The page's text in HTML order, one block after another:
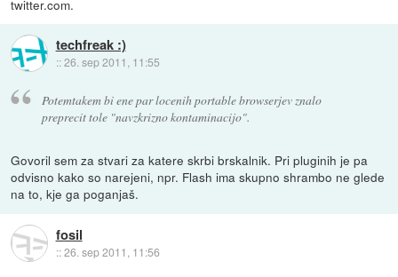
twitter.com.
techfreak :)
::26. sep 2011, 11:55
Potemtakem bi ene par locenih portable browserjev znalo
preprecit tole "navzkrizno kontaminacijo".
Govoril sem za stvari za katere skrbi brskalnik. Pri pluginih je pa
odvisno kako so narejeni, npr. Flash ima skupno shrambo ne glede
na to, kje ga poganjaš.
fosil
::26. sep 2011, 11:56